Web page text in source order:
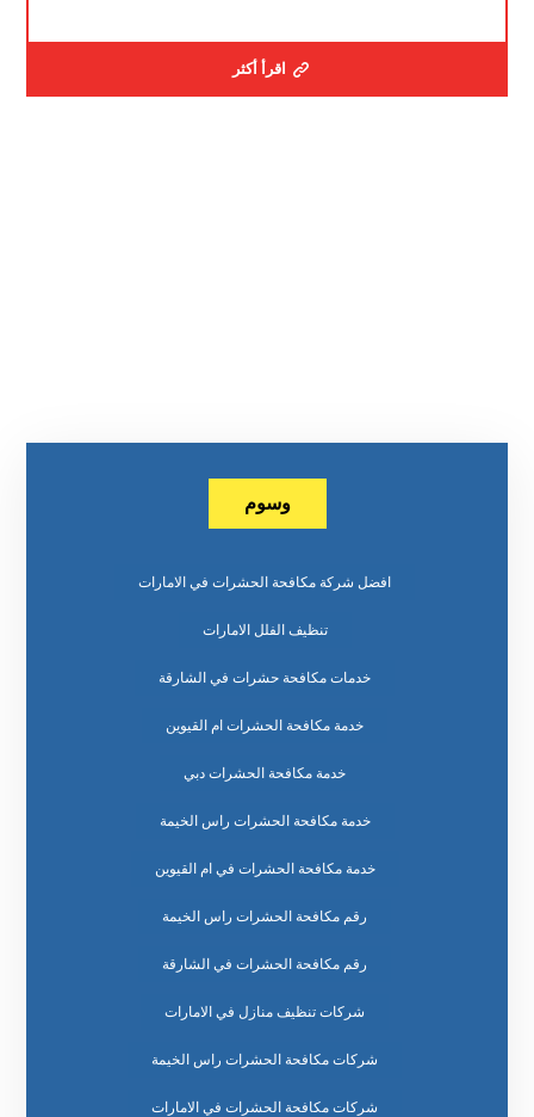
اقرأ أكثر
وسوم
افضل شركة مكافحة الحشرات في الامارات
تنظيف الفلل الامارات
خدمات مكافحة حشرات في الشارقة
خدمة مكافحة الحشرات ام القيوين
خدمة مكافحة الحشرات دبي
خدمة مكافحة الحشرات راس الخيمة
خدمة مكافحة الحشرات في ام القيوين
رقم مكافحة الحشرات راس الخيمة
رقم مكافحة الحشرات في الشارقة
شركات تنظيف منازل في الامارات
شركات مكافحة الحشرات راس الخيمة
شركات مكافحة الحشرات في الامارات